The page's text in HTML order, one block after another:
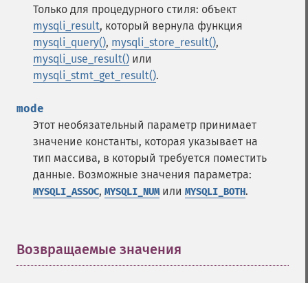
Только для процедурного стиля: объект
mysqli_result, который вернула функция
mysqli_query(), mysqli_store_result(),
mysqli_use_result() или
mysqli_stmt_get_result().
mode
Этот необязательный параметр принимает
значение константы, которая указывает на
тип массива, в который требуется поместить
данные. Возможные значения параметра:
MYSQLI_ASSOC, MYSQLI_NUMили MYSQLI_BOTH.
Возвращаемые значения